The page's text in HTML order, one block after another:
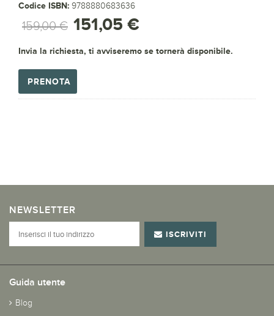
Codice ISBN: 9788880683636
159,00 € 151,05 €
Invia la richiesta, ti avviseremo se tornerà disponibile.
PRENOTA
NEWSLETTER
ISCRIVITI
Guida utente
Blog